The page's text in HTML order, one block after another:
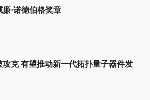
·诺德伯格奖章
攻克 有望推动新一代拓扑量子器件发